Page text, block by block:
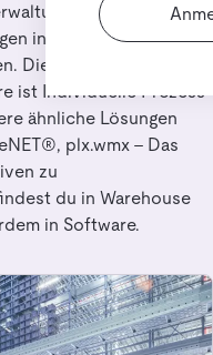
UniWare
in Warehouse
Die beste Alternative
ist Individuelle Prozess-
ähnliche Lösungen
plx.wmx – Das
zu
du in Warehouse
in Software.